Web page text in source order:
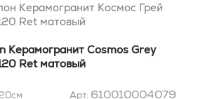
Керамогранит Космос Грей
Ret матовый
Керамогранит Cosmos Grey
Ret матовый
см Арт. 610010004079